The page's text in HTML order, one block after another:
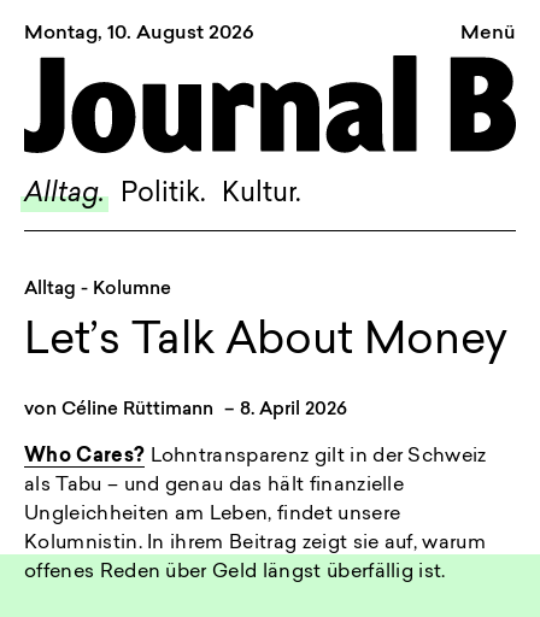
Montag, 10. August 2026
Alltag. Politik. Kultur.
Menü
Sagt, was Bern bewegt
Alltag.
Politik.
Kultur.
Dossier.
INSTAGRAM
FACEBOOK
BLUESKY
Alltag - Kolumne
Let’s Talk About Money
von Céline Rüttimann – 8. April 2026
Who Cares? Lohntransparenz gilt in der Schweiz
als Tabu – und genau das hält finanzielle
Ungleichheiten am Leben, findet unsere
Kolumnistin. In ihrem Beitrag zeigt sie auf, warum
offenes Reden über Geld längst überfällig ist.